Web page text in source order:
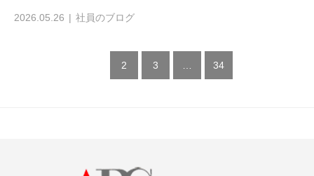
2026.05.26 社員のブログ
2 3 34